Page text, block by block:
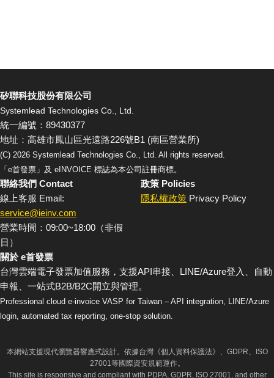
矽聯科技股份有限公司
Systemlead Technologies Co., Ltd.
統一編號：89430377
地址：高雄市鳳山區光遠路226號B1 (南區營業所)
(C) 2026 Systemlead Technologies Co., Ltd. All rights reserved.
「e首發票」及 eINVOICE 標誌為本公司註冊商標。
聯絡我們 Contact
線上客服 Email:
service@ieinv.com
營業時間：09:00~18:00（非假
日）
政策 Policies
隱私權政策 Privacy Policy
關於 e首發票
台灣雲端電子發票加值服務，支援API串接、LINE/Azure登入、自動
申報、一站式B2B/B2C開立與管理。
Professional cloud e-invoice VASP for Taiwan – API integration, LINE/Azure
login, automated tax reporting, one-stop solution.
本網站支援現代瀏覽器響應式設計。依據台灣《個人資料保護法》、GDPR、ISO
27001等國際資安規範運作。
This site is responsive and compliant with PDPA, GDPR, ISO 27001, and other